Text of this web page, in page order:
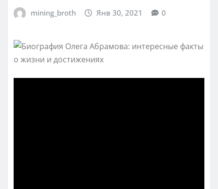
mining_broth Янв 30, 2021 0